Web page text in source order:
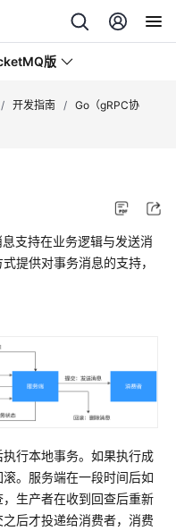
版
/ 开发指南 / Go（gRPC协
支持在业务逻辑与发送消
提供对事务消息的支持，
行本地事务。如果执行成
。服务端在一段时间后如
生产者在收到回查后重新
后才投递给消费者，消费